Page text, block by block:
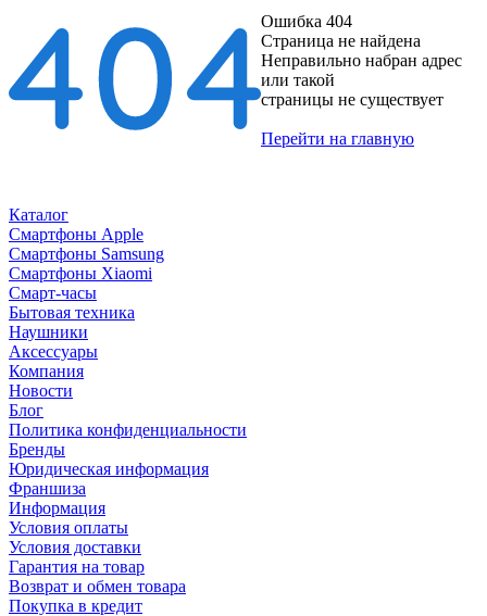
Ошибка 404
Страница не найдена
Неправильно набран адрес
или такой
страницы не существует
Перейти на главную
Каталог
Смартфоны Apple
Смартфоны Samsung
Смартфоны Xiaomi
Смарт-часы
Бытовая техника
Наушники
Аксессуары
Компания
Новости
Блог
Политика конфиденциальности
Бренды
Юридическая информация
Франшиза
Информация
Условия оплаты
Условия доставки
Гарантия на товар
Возврат и обмен товара
Покупка в кредит